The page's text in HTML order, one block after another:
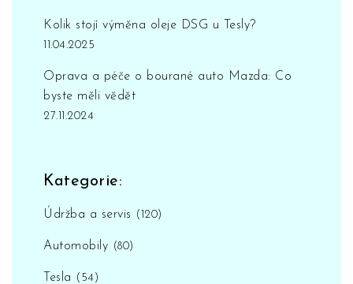
Kolik stojí výměna oleje DSG u Tesly?
11.04.2025
Oprava a péče o bourané auto Mazda: Co
byste měli vědět
27.11.2024
Kategorie:
Údržba a servis (120)
Automobily (80)
Tesla (54)